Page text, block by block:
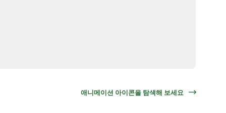
애니메이션 아이콘을 탐색해 보세요